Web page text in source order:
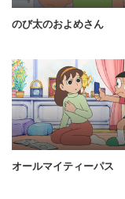
2017年
2019年
2020年
2021年
2022年
のび太のおよめさん
オールマイティーパス